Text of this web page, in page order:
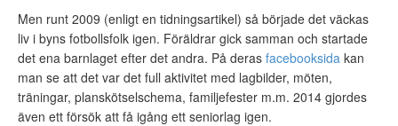
Men runt 2009 (enligt en tidningsartikel) så började det väckas
liv i byns fotbollsfolk igen. Föräldrar gick samman och startade
det ena barnlaget efter det andra. På deras facebooksida kan
man se att det var det full aktivitet med lagbilder, möten,
träningar, planskötselschema, familjefester m.m. 2014 gjordes
även ett försök att få igång ett seniorlag igen.